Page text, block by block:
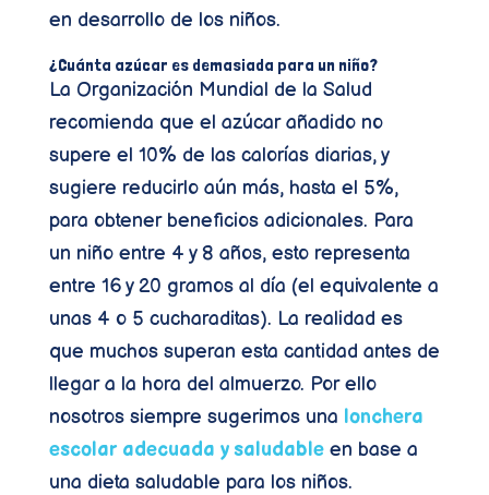
en desarrollo de los niños.
¿Cuánta azúcar es demasiada para un niño?
La Organización Mundial de la Salud
recomienda que el azúcar añadido no
supere el 10% de las calorías diarias, y
sugiere reducirlo aún más, hasta el 5%,
para obtener beneficios adicionales. Para
un niño entre 4 y 8 años, esto representa
entre 16 y 20 gramos al día (el equivalente a
unas 4 o 5 cucharaditas). La realidad es
que muchos superan esta cantidad antes de
llegar a la hora del almuerzo. Por ello
nosotros siempre sugerimos una lonchera
escolar adecuada y saludableen base a
una dieta saludable para los niños.